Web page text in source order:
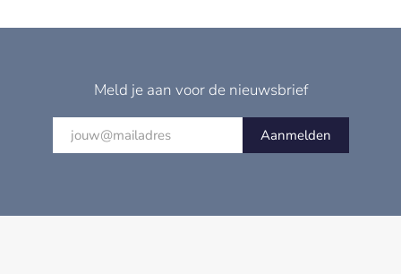
Meld je aan voor de nieuwsbrief
Aanmelden